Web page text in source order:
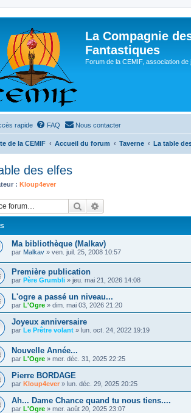
La Compagnie
Fantastiques
Forum de la CEMIF, association de
rapide FAQ Nous contacter
de la CEMIF Accueil du forum Taverne La table
des elfes
: Kloup4ever
Rechercher
Ma bibliothèque (Malkav)
par Malkav » ven. juil. 25, 2008 10:57
Première publication
par Père Grumbli » jeu. mai 21, 2026 14:08
L'ogre a passé un niveau...
par L'Ogre » dim. mai 03, 2026 21:20
Joyeux anniversaire
par Le Prêtre volant » lun. oct. 24, 2022 19:19
Nouvelle Année...
par L'Ogre » mer. déc. 31, 2025 22:25
Pierre BORDAGE
par Kloup4ever » lun. déc. 29, 2025 20:25
Ah... Dame Chance quand tu nous tiens....
par L'Ogre » mer. août 20, 2025 23:07